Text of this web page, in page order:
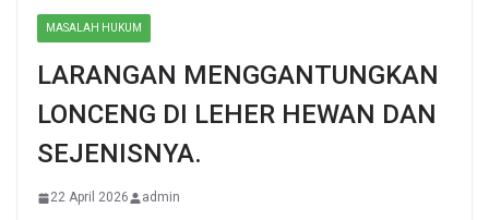
MASALAH HUKUM
LARANGAN MENGGANTUNGKAN
LONCENG DI LEHER HEWAN DAN
SEJENISNYA.
22 April 2026 admin